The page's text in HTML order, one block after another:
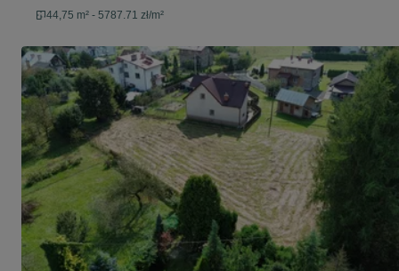
44,75 m² - 5787.71 zł/m²